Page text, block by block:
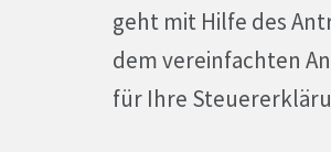
geht mit Hilfe des
dem vereinfachten
für Ihre